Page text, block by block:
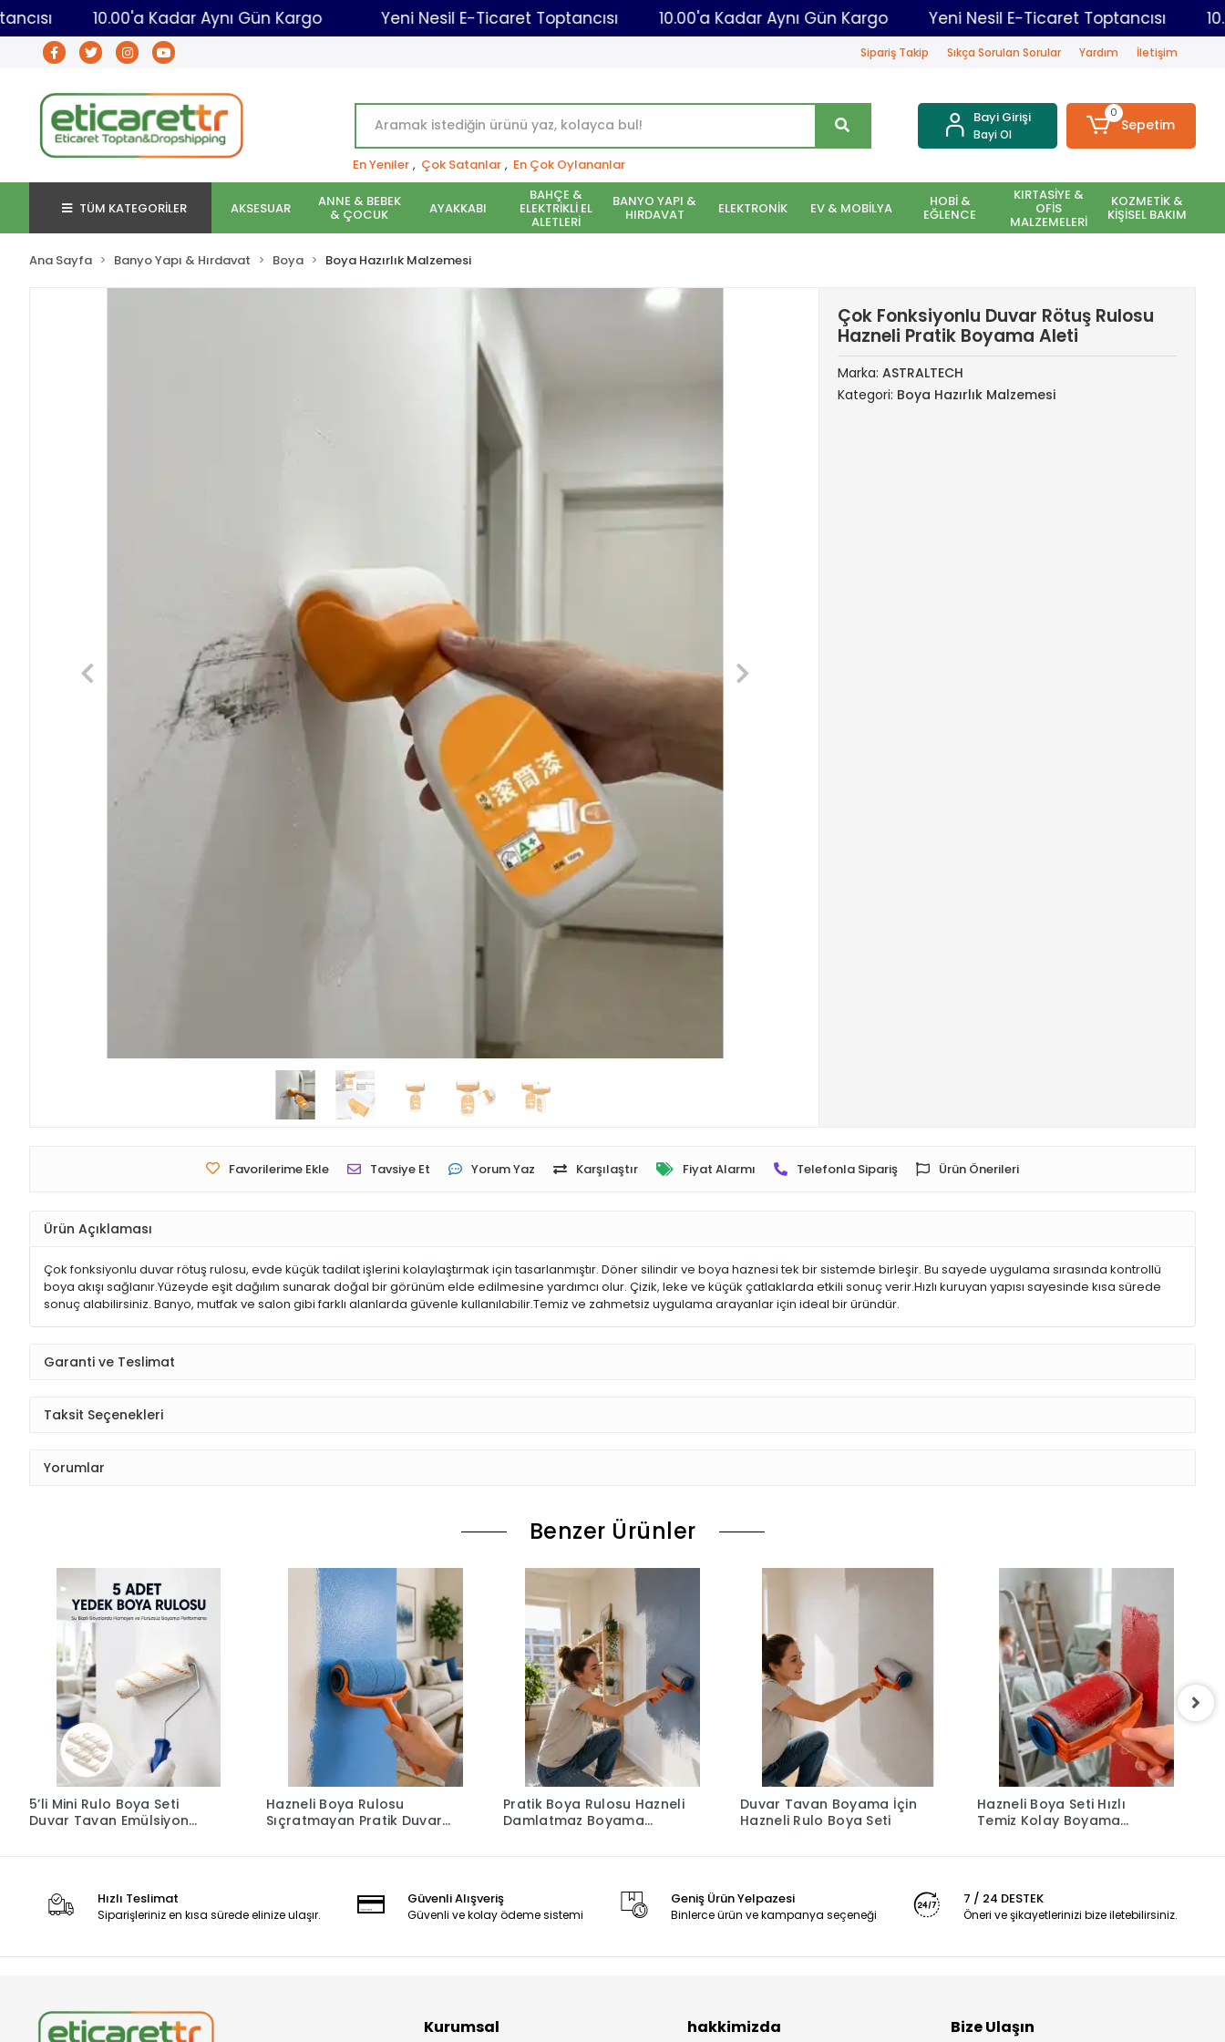
Toptancısı 10.00'a Kadar Aynı Gün Kargo Yeni Nesil E-Ticaret Toptancısı 10.00'a Kadar Aynı Gün Kargo Yeni Nesil E-Ticaret
Sipariş Takip Sıkça Sorulan Sorular Yardım İletişim
En Yeniler , Çok Satanlar , En Çok Oylananlar
Bayi Girişi
Bayi Ol
0
Sepetim
TÜM KATEGORİLER AKSESUAR ANNE & BEBEK
& ÇOCUK AYAKKABI
BAHÇE &
ELEKTRİKLİ EL
ALETLERİ
BANYO YAPI &
HIRDAVAT ELEKTRONİK EV & MOBİLYA HOBİ &
EĞLENCE
KIRTASİYE &
OFİS
MALZEMELERİ
KOZMETİK &
KİŞİSEL BAKIM
Ana Sayfa Banyo Yapı & Hırdavat Boya Boya Hazırlık Malzemesi
Çok Fonksiyonlu Duvar Rötuş Rulosu
Hazneli Pratik Boyama Aleti
Marka:ASTRALTECH
Kategori: Boya Hazırlık Malzemesi
Favorilerime Ekle Tavsiye Et Yorum Yaz Karşılaştır Fiyat Alarmı Telefonla Sipariş Ürün Önerileri
Ürün Açıklaması
Çok fonksiyonlu duvar rötuş rulosu, evde küçük tadilat işlerini kolaylaştırmak için tasarlanmıştır. Döner silindir ve boya haznesi tek bir sistemde birleşir. Bu sayede uygulama sırasında kontrollü
boya akışı sağlanır.Yüzeyde eşit dağılım sunarak doğal bir görünüm elde edilmesine yardımcı olur. Çizik, leke ve küçük çatlaklarda etkili sonuç verir.Hızlı kuruyan yapısı sayesinde kısa sürede
sonuç alabilirsiniz. Banyo, mutfak ve salon gibi farklı alanlarda güvenle kullanılabilir.Temiz ve zahmetsiz uygulama arayanlar için ideal bir üründür.
Garanti ve Teslimat
Taksit Seçenekleri
Yorumlar
Benzer Ürünler
5’li Mini Rulo Boya Seti
Duvar Tavan Emülsiyon
Hazneli Boya Rulosu
Sıçratmayan Pratik Duvar
Pratik Boya Rulosu Hazneli
Damlatmaz Boyama
Duvar Tavan Boyama İçin
Hazneli Rulo Boya Seti
Hazneli Boya Seti Hızlı
Temiz Kolay Boyama
Hızlı Teslimat
Siparişleriniz en kısa sürede elinize ulaşır.
Güvenli Alışveriş
Güvenli ve kolay ödeme sistemi
Geniş Ürün Yelpazesi
Binlerce ürün ve kampanya seçeneği
7 / 24 DESTEK
Öneri ve şikayetlerinizi bize iletebilirsiniz.
Kurumsal hakkimizda Bize Ulaşın